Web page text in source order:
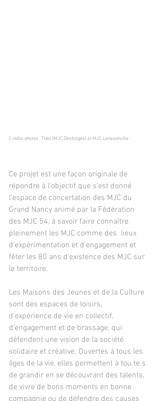
Crédits photos : Théo (MJC Desforges) et MJC Laneuveville
Ce projet est une façon originale de
répondre à l'objectif que s'est donné
l’espace de concertation des MJC du
Grand Nancy animé par la Fédération
des MJC 54, à savoir faire connaître
pleinement les MJC comme des  lieux
d'expérimentation et d'engagement et
fêter les 80 ans d’existence des MJC sur
le territoire.
Les Maisons des Jeunes et de la Culture
sont des espaces de loisirs,
d’expérience de vie en collectif,
d’engagement et de brassage, qui
défendent une vision de la société
solidaire et créative. Ouvertes à tous les
âges de la vie, elles permettent à tou.te.s
de grandir en se découvrant des talents,
de vivre de bons moments en bonne
compagnie ou de défendre des causes